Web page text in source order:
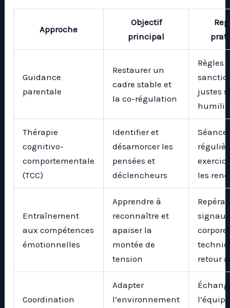
Approche
Objectif
principal
Guidance
parentale
Restaurer un
cadre stable et
la co-régulation
Règles
justes
Thérapie
cognitivo-
comportementale
(TCC)
Identifier et
désamorcer les
pensées et
déclencheurs
les
Entraînement
aux compétences
émotionnelles
Apprendre à
reconnaître et
apaiser la
montée de
tension
retour
Coordination
Adapter
l’environnement